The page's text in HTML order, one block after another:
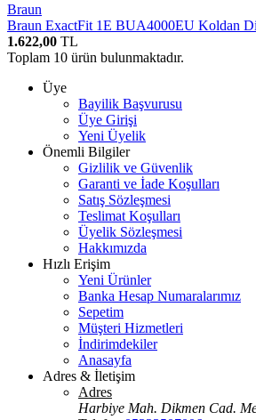
Braun
Braun ExactFit 1E BUA4000EU Koldan
1.622,00 TL
Toplam 10 ürün bulunmaktadır.
Üye
Bayilik Başvurusu
Üye Girişi
Yeni Üyelik
Önemli Bilgiler
Gizlilik ve Güvenlik
Garanti ve İade Koşulları
Satış Sözleşmesi
Teslimat Koşulları
Üyelik Sözleşmesi
Hakkımızda
Hızlı Erişim
Yeni Ürünler
Banka Hesap Numaralarımız
Sepetim
Müşteri Hizmetleri
İndirimdekiler
Anasayfa
Adres & İletişim
Adres
Harbiye Mah. Dikmen Cad.